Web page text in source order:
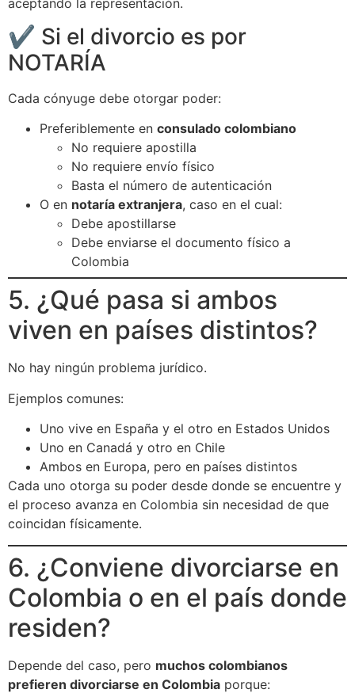
✔️ Si el divorcio es por
NOTARÍA
Cada cónyuge debe otorgar poder:
Preferiblemente en consulado colombiano
No requiere apostilla
No requiere envío físico
Basta el número de autenticación
O en notaría extranjera, caso en el cual:
Debe apostillarse
Debe enviarse el documento físico a
Colombia
5. ¿Qué pasa si ambos
viven en países distintos?
No hay ningún problema jurídico.
Ejemplos comunes:
Uno vive en España y el otro en Estados Unidos
Uno en Canadá y otro en Chile
Ambos en Europa, pero en países distintos
Cada uno otorga su poder desde donde se encuentre y
el proceso avanza en Colombia sin necesidad de que
coincidan físicamente.
6. ¿Conviene divorciarse en
Colombia o en el país donde
residen?
Depende del caso, pero muchos colombianos
prefieren divorciarse en Colombia porque: